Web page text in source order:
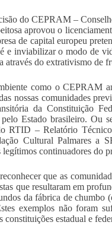
do CEPRAM –
aprovou o
de capital europeu
e inviabilizar o modo de
através do extrativismo de
como o CEPRAM
nossas comunidades
da Constituição
pelo Estado brasileiro.
RTID – Relatório
Cultural Palmares
legítimos continuadores do
que as
que resultaram em
da fábrica de chumbo
exemplos não foram
constituições estadual e